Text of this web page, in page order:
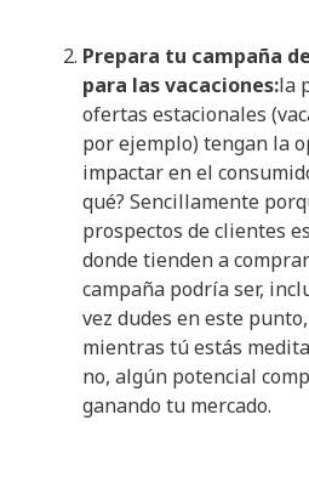
Prepara tu campaña
para las vacaciones:la
ofertas estacionales
por ejemplo) tengan la
impactar en el
qué? Sencillamente
prospectos de clientes
donde tienden a
campaña podría ser,
vez dudes en este
mientras tú estás
no, algún potencial
ganando tu mercado.